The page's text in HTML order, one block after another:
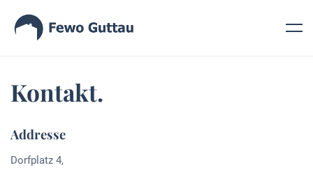
Kontakt.
Addresse
Dorfplatz 4,